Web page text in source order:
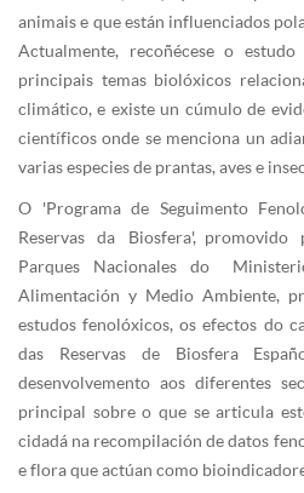
animais e que están influenciados
Actualmente, recoñécese o
principais temas biolóxicos
climático, e existe un cúmulo de
científicos onde se menciona un
varias especies de prantas, aves e
O 'Programa de Seguimento
Reservas da Biosfera',
Parques Nacionales do
Alimentación y Medio Ambiente,
estudos fenolóxicos, os efectos do
das Reservas de Biosfera
desenvolvemento aos diferentes
principal sobre o que se articula
cidadá na recompilación de datos
e flora que actúan como